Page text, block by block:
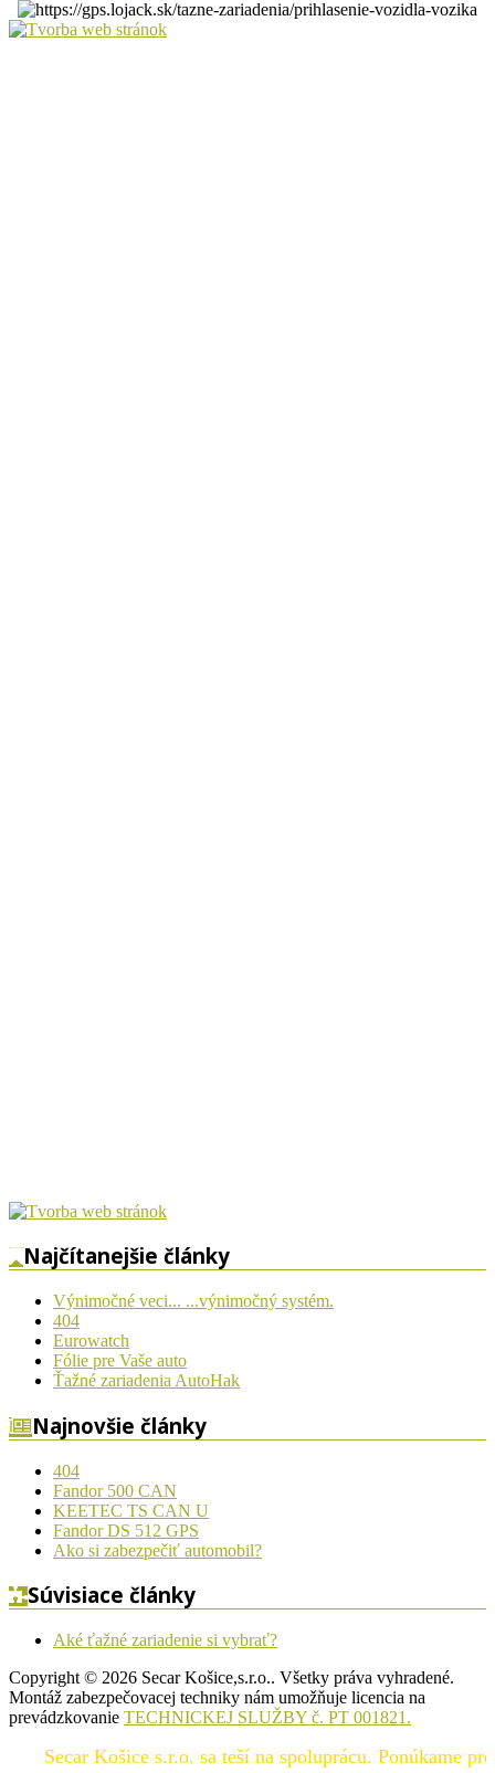
Najčítanejšie články
Výnimočné veci... ...výnimočný systém.
404
Eurowatch
Fólie pre Vaše auto
Ťažné zariadenia AutoHak
Najnovšie články
404
Fandor 500 CAN
KEETEC TS CAN U
Fandor DS 512 GPS
Ako si zabezpečiť automobil?
Súvisiace články
Aké ťažné zariadenie si vybrať?
Copyright © 2026 Secar Košice,s.r.o.. Všetky práva vyhradené.
Montáž zabezpečovacej techniky nám umožňuje licencia na
prevádzkovanie TECHNICKEJ SLUŽBY č. PT 001821.
Secar Košice s.r.o. sa teší na spoluprácu. Ponúkame